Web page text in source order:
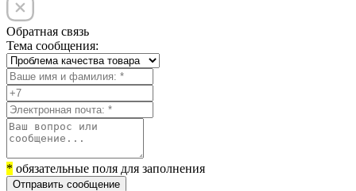
Обратная связь
Тема сообщения:
* обязательные поля для заполнения
Отправить сообщение